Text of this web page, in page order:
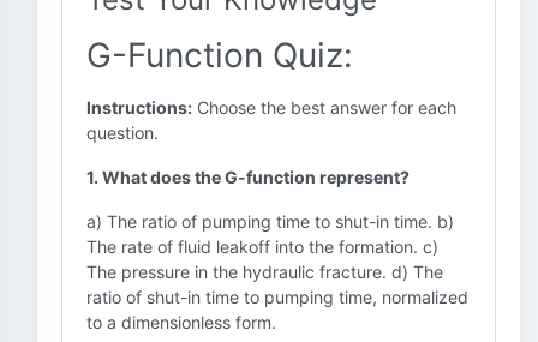
G-Function Quiz:
Instructions: Choose the best answer for each
question.
1. What does the G-function represent?
a) The ratio of pumping time to shut-in time. b)
The rate of fluid leakoff into the formation. c)
The pressure in the hydraulic fracture. d) The
ratio of shut-in time to pumping time, normalized
to a dimensionless form.